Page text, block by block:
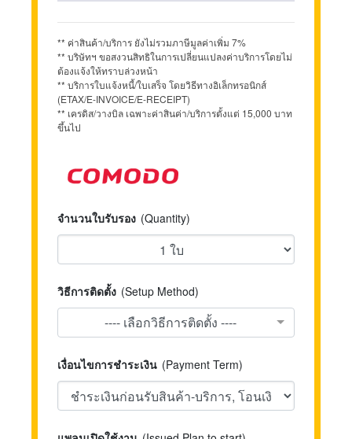
** ค่าสินค้า/บริการ ยังไม่รวมภาษีมูลค่าเพิ่ม 7%
** บริษัทฯ ขอสงวนสิทธิในการเปลี่ยนแปลงค่าบริการโดยไม่
ต้องแจ้งให้ทราบล่วงหน้า
** บริการใบแจ้งหนี้/ใบเสร็จ โดยวิธีทางอิเล็กทรอนิกส์
(ETAX/E-INVOICE/E-RECEIPT)
** เครดิส/วางบิล เฉพาะค่าสินค่า/บริการตั้งแต่ 15,000 บาท
ขึ้นไป
จำนวนใบรับรอง (Quantity)
วิธีการติดตั้ง (Setup Method)
---- เลือกวิธีการติดตั้ง ----
เงื่อนไขการชำระเงิน (Payment Term)